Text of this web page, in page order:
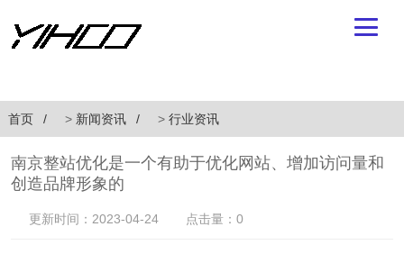
首页 > 新闻资讯 > 行业资讯
南京整站优化是一个有助于优化网站、增加访问量和
创造品牌形象的
更新时间：2023-04-24 点击量：0